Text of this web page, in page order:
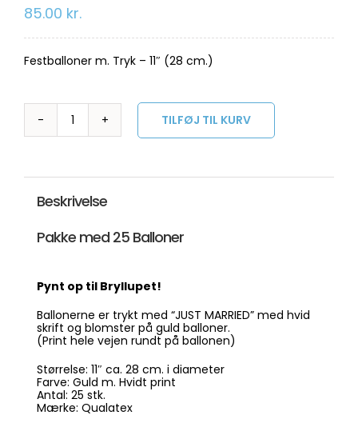
85.00 kr.
Festballoner m. Tryk – 11″ (28 cm.)
Just
Married
-
stk.
TILFØJ TIL KURV
Beskrivelse
Pakke med 25 Balloner
Pynt op til Bryllupet!
Ballonerne er trykt med “JUST MARRIED” med hvid
skrift og blomster på guld balloner.
(Print hele vejen rundt på ballonen)
Størrelse: 11″ ca. 28 cm. i diameter
Farve: Guld m. Hvidt print
Antal: 25 stk.
Mærke: Qualatex